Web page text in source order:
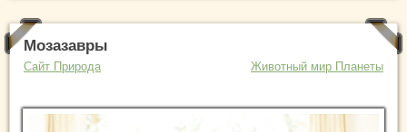
Мозазавры
Сайт Природа Животный мир Планеты